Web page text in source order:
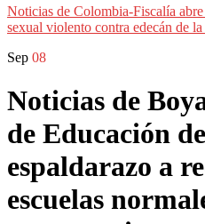
Noticias de Colombia-Fiscalía
sexual violento contra edecán de la
Sep 08
Noticias de
de Educación
espaldarazo a
escuelas